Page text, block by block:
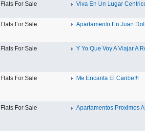
Flats For Sale Viva En Un Lugar
Flats For Sale Apartamento En Juan
Flats For Sale Y Yo Que Voy A Viajar A
Flats For Sale Me Encanta El Caribe!!!
Flats For Sale Apartamentos Proximos